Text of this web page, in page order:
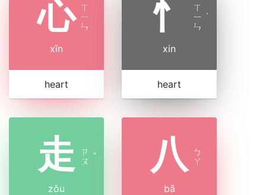
心 ㄒ
ㄧ
ㄣ
xīn
heart
忄
ㄒ
ㄧ
ㄣ
˙
xin
heart
走
ㄗ
ㄡ ˇ
zǒu
八
ㄅ
ㄚ
bā